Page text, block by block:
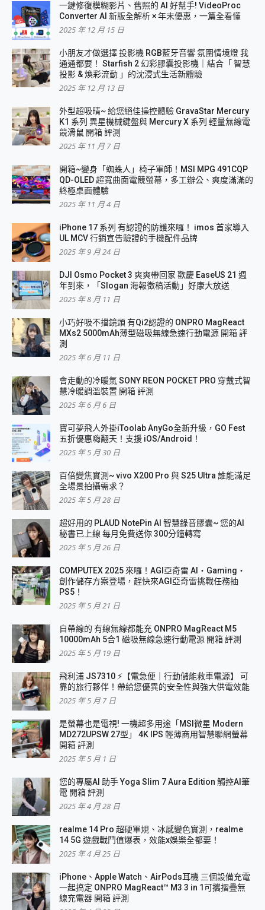
一鍵修復模糊影片、舊照的 AI 好幫手! VideoProc
Converter AI 新版全解析 × 年末優惠，一篇全看懂
2025 年 12 月 15 日
小朋友才做選擇 投影機 RGB藍牙音響 氛圍情境燈 我
通通都要！ Starfish 2 幻彩膠囊投影機｜結合「 智慧
投影 & 煥彩流動 」的沈浸式生活新體驗
2025 年 12 月 13 日
外型超吸晴~ 給您絕佳操控體驗 GravaStar Mercury
K1 系列 異星機械鍵盤與 Mercury X 系列 輕量無線電
競滑鼠 開箱 評測
2025 年 11 月 7 日
開箱~變身「蜘蛛人」椅子軍師！MSI MPG 491CQP
QD-OLED 超寬曲面電競螢幕，多工辦公、爽度滿滿的
終極桌面體驗
2025 年 11 月 4 日
iPhone 17 系列 有認證的防護來囉！ imos 首家導入
UL MCV 行銷宣告驗證的手機配件品牌
2025 年 9 月 24 日
DJI Osmo Pocket 3 爽爽帶回家 歡慶 EaseUS 21 週
年到來，「Slogan 海報徵稿活動」好康大放送
2025 年 8 月 11 日
小巧好吸不擋鏡頭 有Qi2認證的 ONPRO MagReact
MXs2 5000mAh薄型磁吸無線急速行動電源 開箱 評
測
2025 年 6 月 11 日
會走動的冷暖氣 SONY REON POCKET PRO 穿戴式智
慧冷暖調溫裝置 開箱 評測
2025 年 6 月 6 日
寶可夢飛人外掛iToolab AnyGo全新升級，GO Fest
五折優惠嗨翻天！支援 iOS/Android！
2025 年 5 月 30 日
百倍變焦實測~ vivo X200 Pro 與 S25 Ultra 誰能滿足
全場景拍攝需求？
2025 年 5 月 28 日
超好用的 PLAUD NotePin AI 智慧錄音膠囊~ 您的AI
秘書已上線 每月免費送你 300分鐘轉寫
2025 年 5 月 26 日
COMPUTEX 2025 來囉！AGI亞奇雷 AI・Gaming・
創作儲存方案登場，趕快來AGI亞奇雷挑戰任務抽
PS5！
2025 年 5 月 21 日
自帶線的 有線無線都能充 ONPRO MagReact M5
10000mAh 5合1 磁吸無線急速行動電源 開箱 評測
2025 年 5 月 19 日
飛利浦 JS7310 ⚡【電急便｜行動儲能救車電源】 可
靠的旅行夥伴！帶給您優異的安全性與強大供電效能
2025 年 5 月 7 日
是螢幕也是電視! 一機超多用途「MSI微星 Modern
MD272UPSW 27型」 4K IPS 輕薄商用智慧聯網螢幕
開箱 評測
2025 年 5 月 1 日
您的專屬AI 助手 Yoga Slim 7 Aura Edition 觸控AI筆
電 開箱 評測
2025 年 4 月 28 日
realme 14 Pro 超硬軍規、冰感變色實測，realme
14 5G 遊戲戰鬥值爆表，效能x娛樂全都要！
2025 年 4 月 25 日
iPhone、Apple Watch、AirPods耳機 三個設備充電
一起搞定 ONPRO MagReact™ M3 3 in 1可攜摺疊無
線充電器 開箱 評測